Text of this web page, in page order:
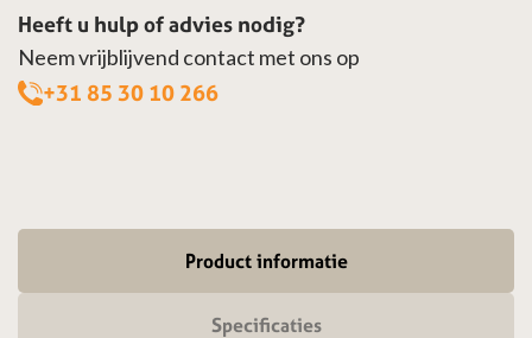
Heeft u hulp of advies nodig?
Neem vrijblijvend contact met ons op
+31 85 30 10 266
Product informatie
Specificaties